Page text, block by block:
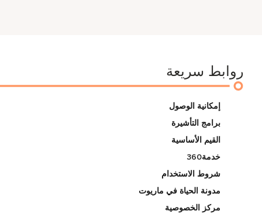
روابط سريعة
إمكانية الوصول
برامج التأشيرة
القيم الأساسية
خدمة360
شروط الاستخدام
مدونة الحياة في ماريوت
مركز الخصوصية